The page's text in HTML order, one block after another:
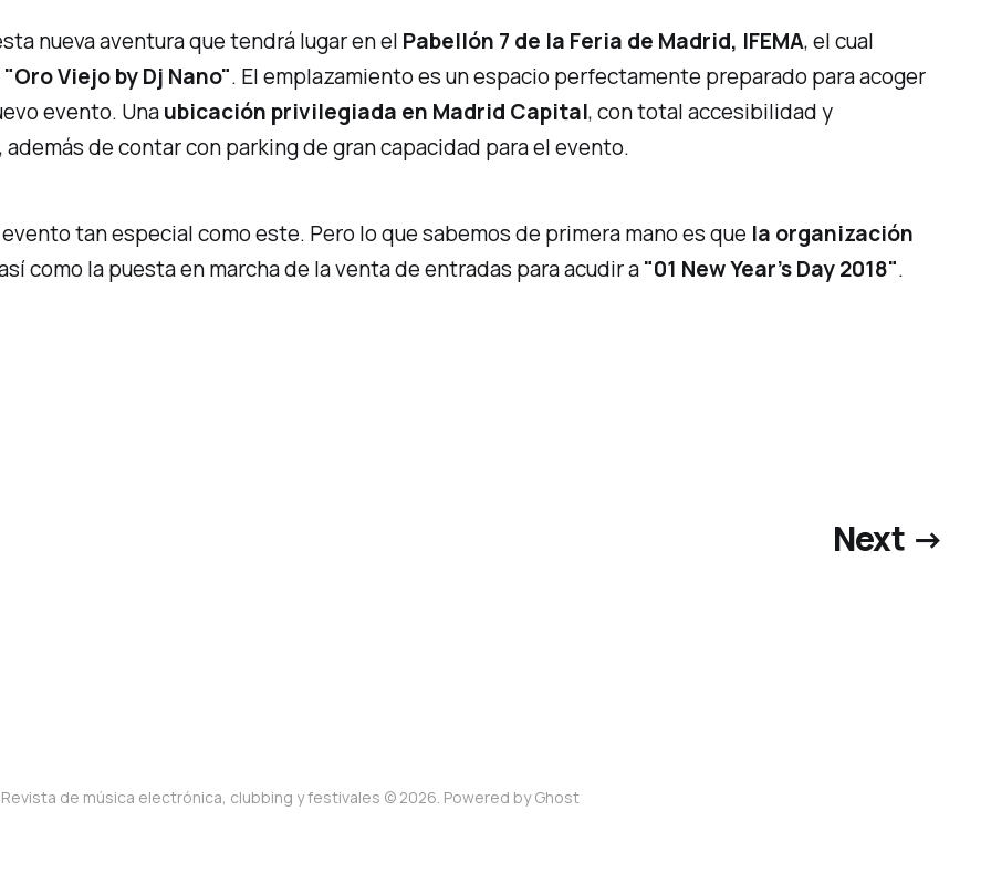
nueva aventura que tendrá lugar en el Pabellón 7 de la Feria de Madrid, IFEMA, el cual
"Oro Viejo by Dj Nano". El emplazamiento es un espacio perfectamente preparado para acoger
evento. Unaubicación privilegiada en Madrid Capital, con total accesibilidad y
de contar con parking de gran capacidad para el evento.
tan especial como este. Pero lo que sabemos de primera mano es que la organización
como la puesta en marcha de la venta de entradas para acudir a"01 New Year’s Day 2018".
Next →
de música electrónica, clubbing y festivales © 2026. Powered byGhost